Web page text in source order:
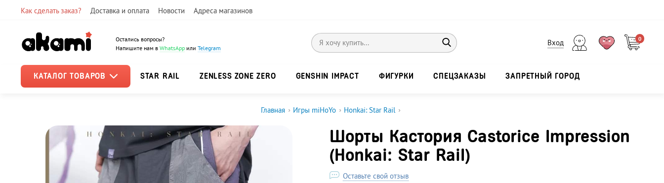
Как сделать заказ? Доставка и оплата Новости Адреса магазинов
Остались вопросы?
Напишите нам вWhatsApp илиTelegram
Вход 0
КАТАЛОГ ТОВАРОВ STAR RAIL ZENLESS ZONE ZERO GENSHIN IMPACT ФИГУРКИ СПЕЦЗАКАЗЫ ЗАПРЕТНЫЙ ГОРОД
Главная › Игры miHoYo › Honkai: Star Rail ›
Шорты Кастория Castorice Impression
(Honkai: Star Rail)
Оставьте свой отзыв